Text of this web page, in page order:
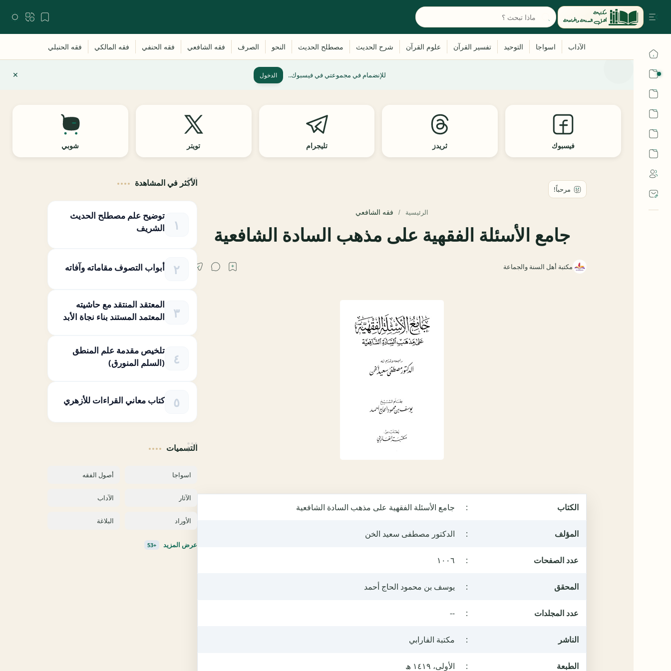
أشهر الحرم
للإنضمام في مجموعتي في فيسبوك.. الدخول
فيسبوك ثريدز تليجرام تويتر شوبي
الرئيسية فقه الشافعي
جامع الأسئلة الفقهية على مذهب السادة الشافعية
الكتاب : جامع الأسئلة الفقهية على مذهب السادة الشافعية
المؤلف : الدكتور مصطفى سعيد الخن
عدد الصفحات : ١٠٠٦
المحقق : يوسف بن محمود الحاج أحمد
عدد المجلدات :
--
الناشر : مكتبة الفارابي
الطبعة : الأولى، ١٤١٩ ھ
الأكثر في المشاهدة
توضيح علم مصطلح الحديث
الشريف
أبواب التصوف مقاماته وآفاته
المعتقد المنتقد مع حاشيته
المعتمد المستند بناء نجاة الأبد
تلخيص مقدمة علم المنطق
(السلم المنورق)
كتاب معاني القراءات للأزهري
التسميات